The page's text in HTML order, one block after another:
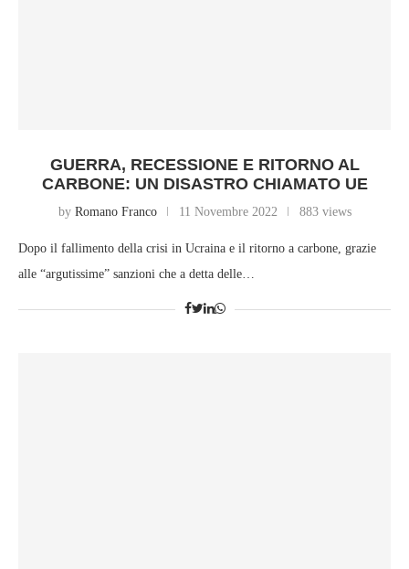
GUERRA, RECESSIONE E RITORNO AL
CARBONE: UN DISASTRO CHIAMATO UE
by Romano Franco 11 Novembre 2022 883 views
Dopo il fallimento della crisi in Ucraina e il ritorno a carbone, grazie
alle “argutissime” sanzioni che a detta delle…